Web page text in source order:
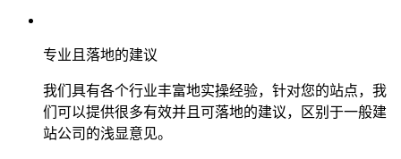
专业且落地的建议
我们具有各个行业丰富地实操经验，针对您的站点，我
们可以提供很多有效并且可落地的建议，区别于一般建
站公司的浅显意见。